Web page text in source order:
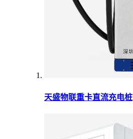
天盛物联重卡直流充电桩